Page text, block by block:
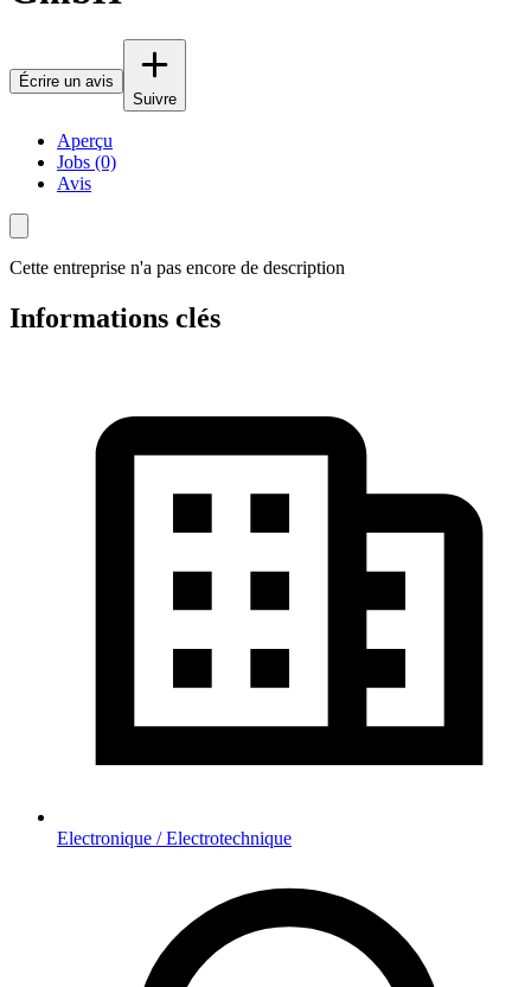
Écrire un avis
Suivre
Aperçu
Jobs (0)
Avis
Cette entreprise n'a pas encore de description
Informations clés
Electronique / Electrotechnique